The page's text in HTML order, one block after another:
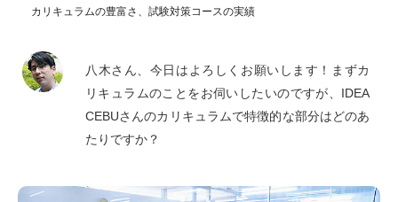
カリキュラムの豊富さ、試験対策コースの実績
八木さん、今日はよろしくお願いします！まずカ
リキュラムのことをお伺いしたいのですが、IDEA
CEBUさんのカリキュラムで特徴的な部分はどのあ
たりですか？